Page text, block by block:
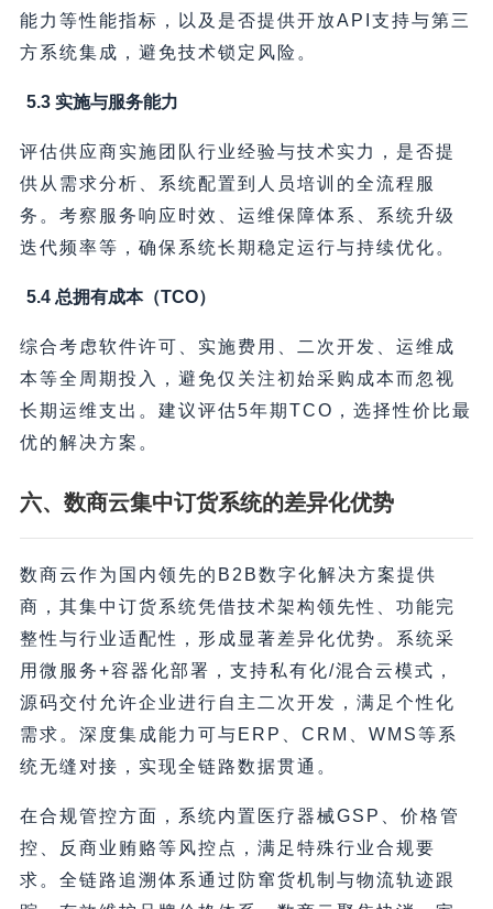
能力等性能指标，以及是否提供开放API支持与第三
方系统集成，避免技术锁定风险。
5.3 实施与服务能力
评估供应商实施团队行业经验与技术实力，是否提
供从需求分析、系统配置到人员培训的全流程服
务。考察服务响应时效、运维保障体系、系统升级
迭代频率等，确保系统长期稳定运行与持续优化。
5.4 总拥有成本（TCO）
综合考虑软件许可、实施费用、二次开发、运维成
本等全周期投入，避免仅关注初始采购成本而忽视
长期运维支出。建议评估5年期TCO，选择性价比最
优的解决方案。
六、数商云集中订货系统的差异化优势
数商云作为国内领先的B2B数字化解决方案提供
商，其集中订货系统凭借技术架构领先性、功能完
整性与行业适配性，形成显著差异化优势。系统采
用微服务+容器化部署，支持私有化/混合云模式，
源码交付允许企业进行自主二次开发，满足个性化
需求。深度集成能力可与ERP、CRM、WMS等系
统无缝对接，实现全链路数据贯通。
在合规管控方面，系统内置医疗器械GSP、价格管
控、反商业贿赂等风控点，满足特殊行业合规要
求。全链路追溯体系通过防窜货机制与物流轨迹跟